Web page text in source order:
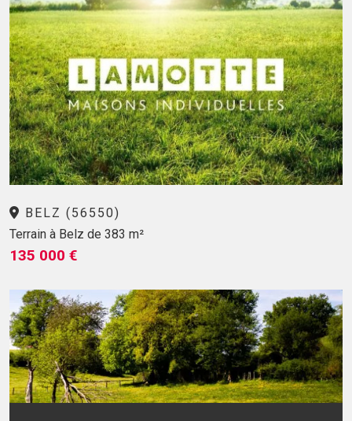
BELZ (56550)
Terrain à Belz de 383 m²
135 000 €